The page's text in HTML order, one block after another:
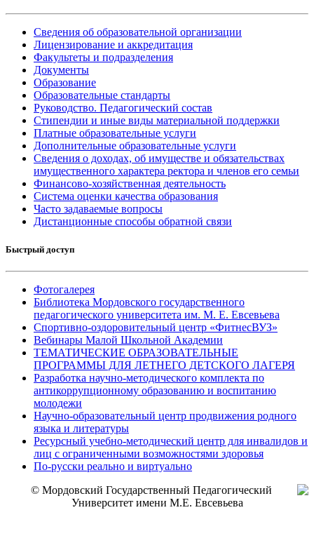
Сведения об образовательной организации
Лицензирование и аккредитация
Факультеты и подразделения
Документы
Образование
Образовательные стандарты
Руководство. Педагогический состав
Стипендии и иные виды материальной поддержки
Платные образовательные услуги
Дополнительные образовательные услуги
Сведения о доходах, об имуществе и обязательствах
имущественного характера ректора и членов его семьи
Финансово-хозяйственная деятельность
Система оценки качества образования
Часто задаваемые вопросы
Дистанционные способы обратной связи
Быстрый доступ
Фотогалерея
Библиотека Мордовского государственного
педагогического университета им. М. Е. Евсевьева
Спортивно-оздоровительный центр «ФитнесВУЗ»
Вебинары Малой Школьной Академии
ТЕМАТИЧЕСКИЕ ОБРАЗОВАТЕЛЬНЫЕ
ПРОГРАММЫ ДЛЯ ЛЕТНЕГО ДЕТСКОГО ЛАГЕРЯ
Разработка научно-методического комплекта по
антикоррупционному образованию и воспитанию
молодежи
Научно-образовательный центр продвижения родного
языка и литературы
Ресурсный учебно-методический центр для инвалидов и
лиц с ограниченными возможностями здоровья
По-русски реально и виртуально
© Мордовский Государственный Педагогический
Университет имени М.Е. Евсевьева